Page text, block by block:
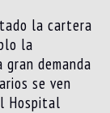
la cartera
la
demanda
se ven
Hospital